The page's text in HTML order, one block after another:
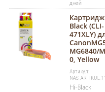
дней
Black (CLI-
471XLY)
MG6840/
0, Yellow
Артикул:
Hi-Black